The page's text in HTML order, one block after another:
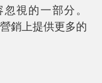
視的一部分。
銷上提供更多的